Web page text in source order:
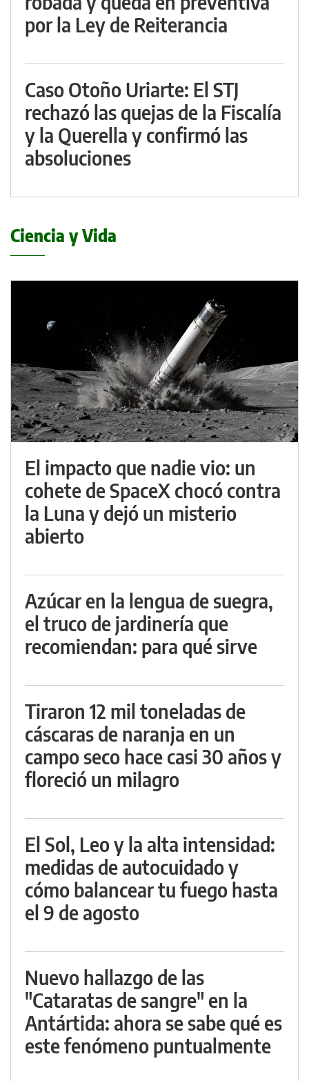
por la Ley de Reiterancia
Caso Otoño Uriarte: El STJ
rechazó las quejas de la Fiscalía
y la Querella y confirmó las
absoluciones
Ciencia y Vida
El impacto que nadie vio: un
cohete de SpaceX chocó contra
la Luna y dejó un misterio
abierto
Azúcar en la lengua de suegra,
el truco de jardinería que
recomiendan: para qué sirve
Tiraron 12 mil toneladas de
cáscaras de naranja en un
campo seco hace casi 30 años y
floreció un milagro
El Sol, Leo y la alta intensidad:
medidas de autocuidado y
cómo balancear tu fuego hasta
el 9 de agosto
Nuevo hallazgo de las
"Cataratas de sangre" en la
Antártida: ahora se sabe qué es
este fenómeno puntualmente